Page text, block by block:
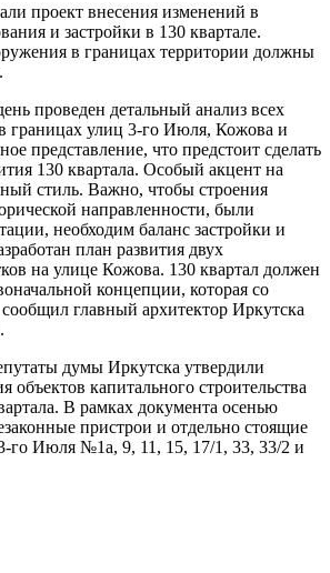
проект внесения изменений в
и застройки в 130 квартале.
в границах территории должны
проведен детальный анализ всех
границах улиц 3-го Июля, Кожова и
представление, что предстоит сделать
130 квартала. Особый акцент на
стиль. Важно, чтобы строения
направленности, были
необходим баланс застройки и
план развития двух
на улице Кожова. 130 квартал должен
концепции, которая со
главный архитектор Иркутска
думы Иркутска утвердили
объектов капитального строительства
В рамках документа осенью
пристрои и отдельно стоящие
го Июля №1а, 9, 11, 15, 17/1, 33, 33/2 и